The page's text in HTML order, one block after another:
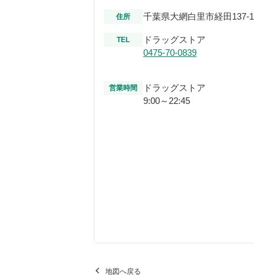
住所 千葉県大網白里市経田137-1
TEL
ドラッグストア
0475-70-0839
営業時間
ドラッグストア
9:00～22:45
地図へ戻る